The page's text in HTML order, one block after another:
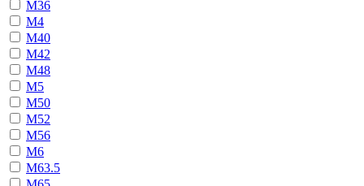
М36
М4
М40
М42
М48
М5
М50
М52
М56
М6
М63.5